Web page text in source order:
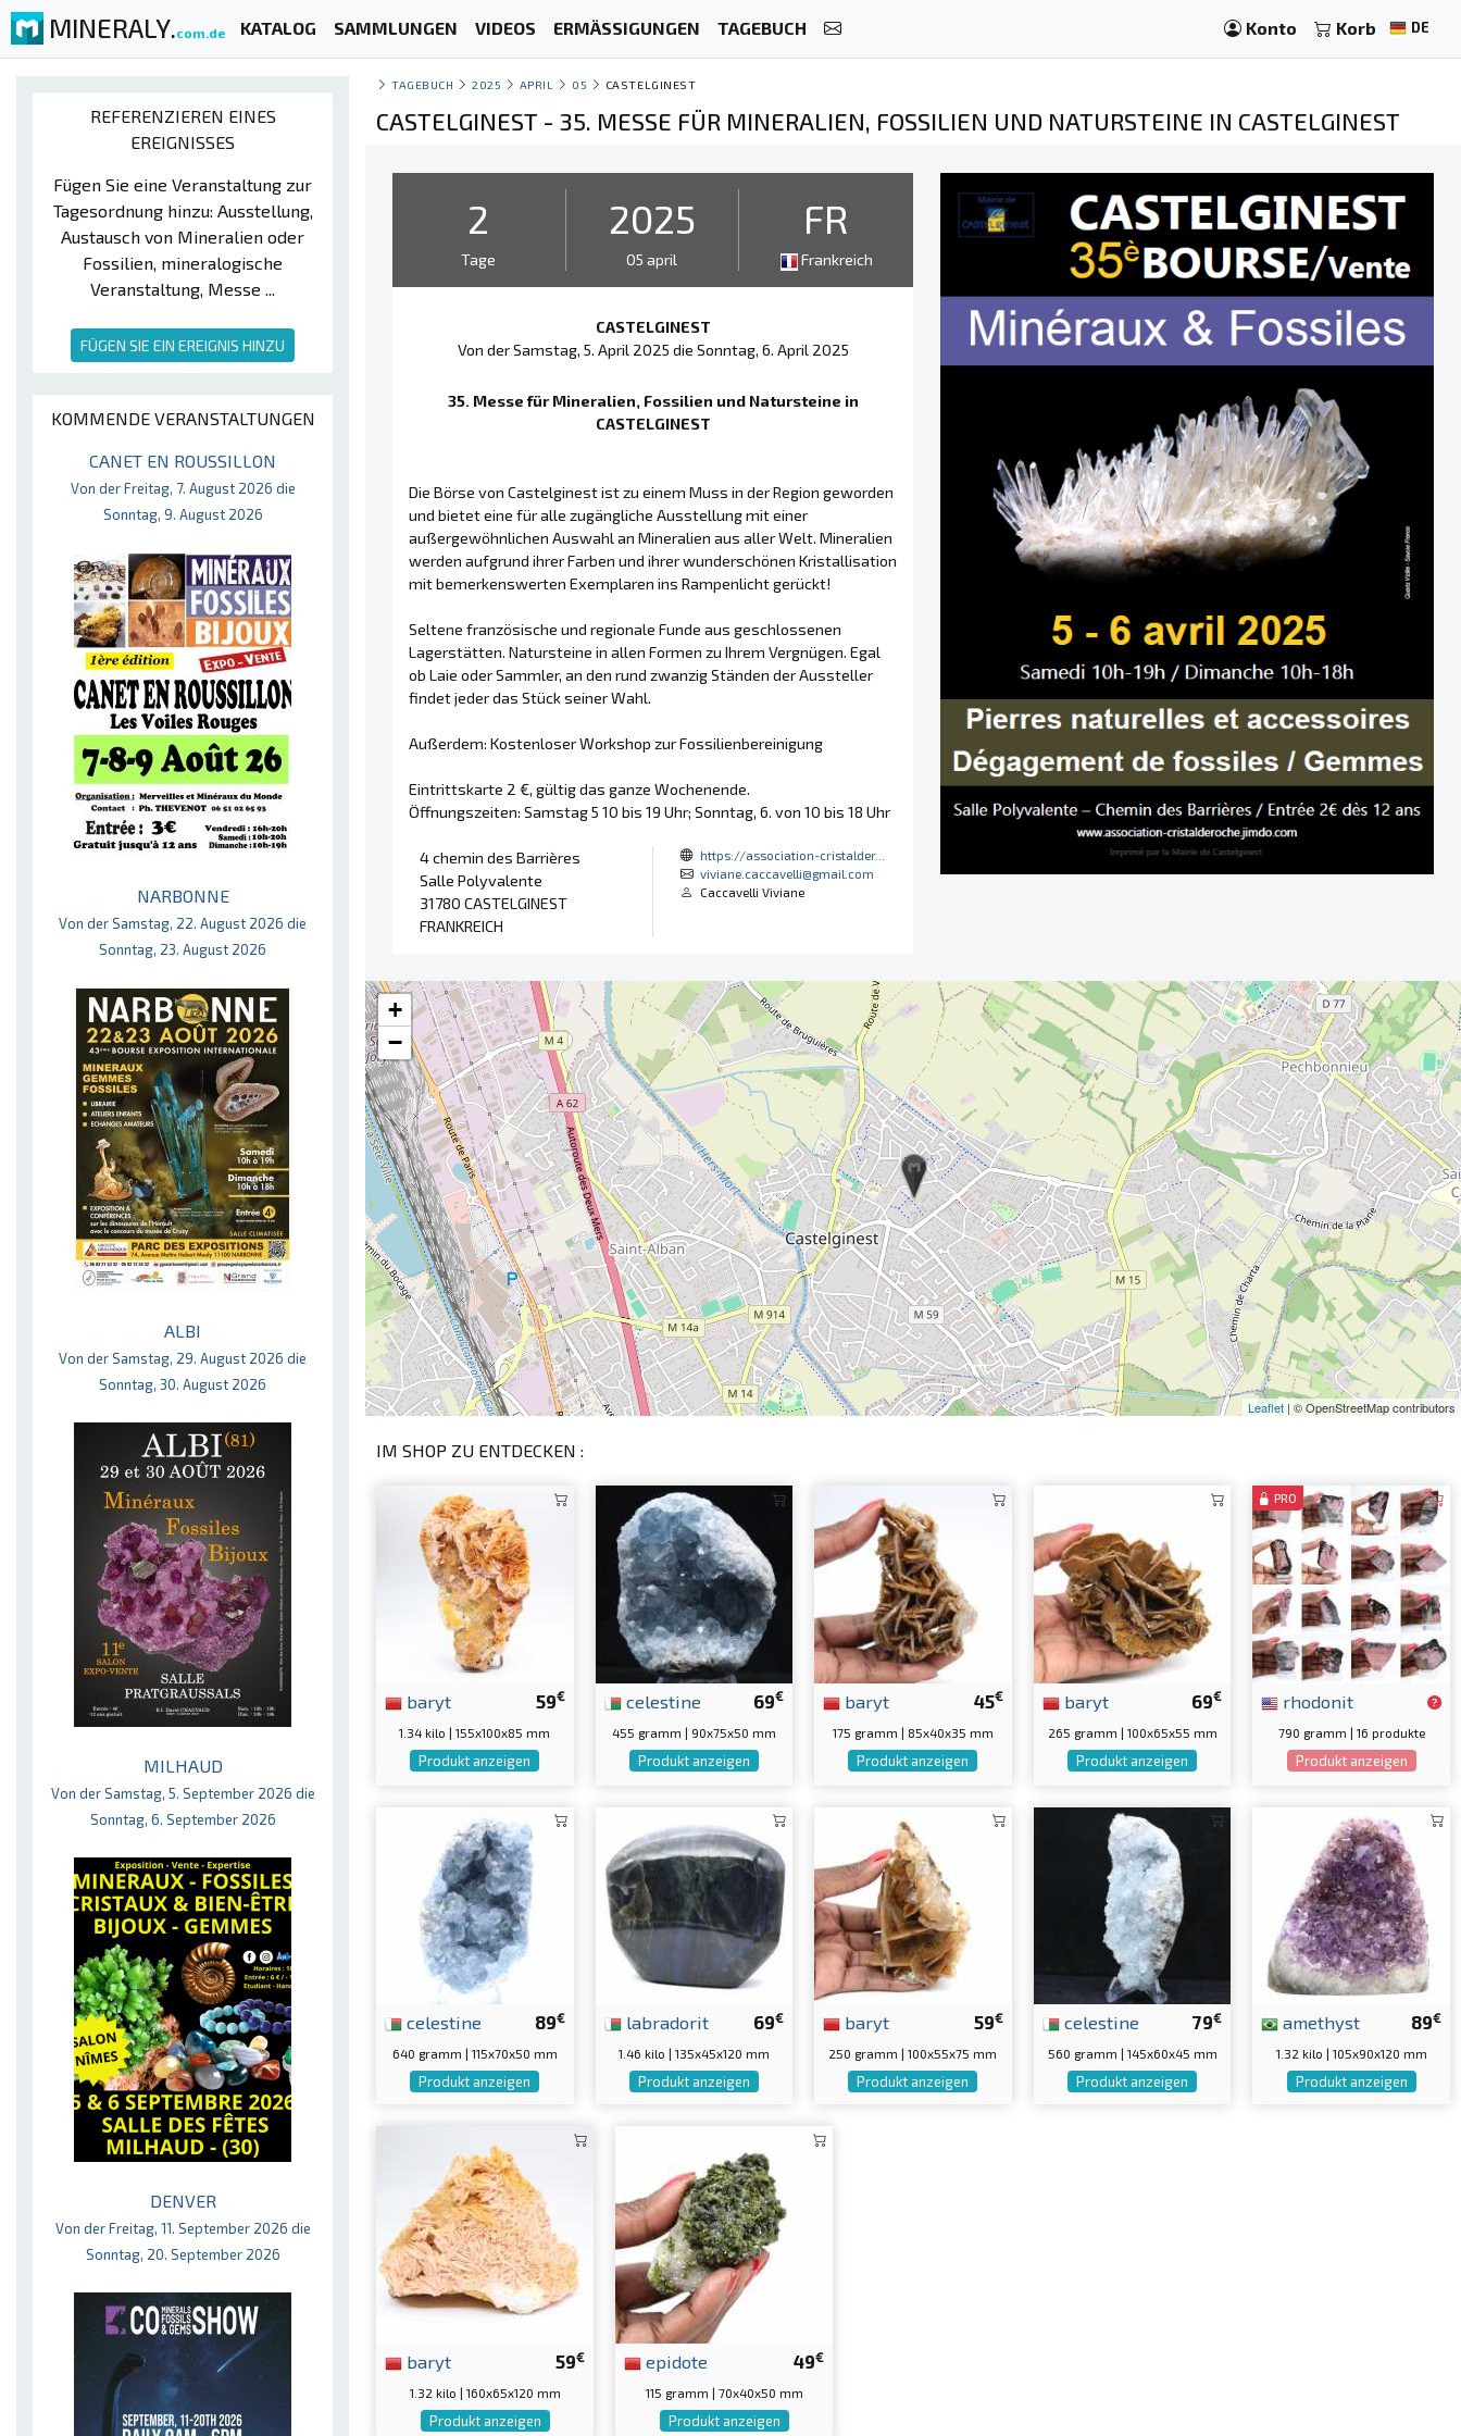
MINERALY.com.de KATALOG SAMMLUNGEN VIDEOS ERMÄSSIGUNGEN TAGEBUCH Konto Korb DE
REFERENZIEREN EINES
EREIGNISSES
Fügen Sie eine Veranstaltung zur
Tagesordnung hinzu: Ausstellung,
Austausch von Mineralien oder
Fossilien, mineralogische
Veranstaltung, Messe ...
FÜGEN SIE EIN EREIGNIS HINZU
KOMMENDE VERANSTALTUNGEN
CANET EN ROUSSILLON
Von der Freitag, 7. August 2026 die
Sonntag, 9. August 2026
NARBONNE
Von der Samstag, 22. August 2026 die
Sonntag, 23. August 2026
ALBI
Von der Samstag, 29. August 2026 die
Sonntag, 30. August 2026
MILHAUD
Von der Samstag, 5. September 2026 die
Sonntag, 6. September 2026
DENVER
Von der Freitag, 11. September 2026 die
Sonntag, 20. September 2026
TAGEBUCH 2025 APRIL 05 CASTELGINEST
CASTELGINEST - 35. MESSE FÜR MINERALIEN, FOSSILIEN UND NATURSTEINE IN CASTELGINEST
2
Tage
2025
05 april
FR
Frankreich
CASTELGINEST
Von der Samstag, 5. April 2025 die Sonntag, 6. April 2025
35. Messe für Mineralien, Fossilien und Natursteine in
CASTELGINEST
Die Börse von Castelginest ist zu einem Muss in der Region geworden
und bietet eine für alle zugängliche Ausstellung mit einer
außergewöhnlichen Auswahl an Mineralien aus aller Welt. Mineralien
werden aufgrund ihrer Farben und ihrer wunderschönen Kristallisation
mit bemerkenswerten Exemplaren ins Rampenlicht gerückt!
Seltene französische und regionale Funde aus geschlossenen
Lagerstätten. Natursteine in allen Formen zu Ihrem Vergnügen. Egal
ob Laie oder Sammler, an den rund zwanzig Ständen der Aussteller
findet jeder das Stück seiner Wahl.
Außerdem: Kostenloser Workshop zur Fossilienbereinigung
Eintrittskarte 2 €, gültig das ganze Wochenende.
Öffnungszeiten: Samstag 5 10 bis 19 Uhr; Sonntag, 6. von 10 bis 18 Uhr
4 chemin des Barrières
Salle Polyvalente
31780 CASTELGINEST
FRANKREICH
https://association-cristalder...
viviane.caccavelli@gmail.com
Caccavelli Viviane
+
−
Leaflet | © OpenStreetMap contributors
IM SHOP ZU ENTDECKEN :
59€
baryt
1.34 kilo | 155x100x85 mm
Produkt anzeigen
69€
celestine
455 gramm | 90x75x50 mm
Produkt anzeigen
45€
baryt
175 gramm | 85x40x35 mm
Produkt anzeigen
69€
baryt
265 gramm | 100x65x55 mm
Produkt anzeigen
PRO
rhodonit
790 gramm | 16 produkte
Produkt anzeigen
89€
celestine
640 gramm | 115x70x50 mm
Produkt anzeigen
69€
labradorit
1.46 kilo | 135x45x120 mm
Produkt anzeigen
59€
baryt
250 gramm | 100x55x75 mm
Produkt anzeigen
79€
celestine
560 gramm | 145x60x45 mm
Produkt anzeigen
89€
amethyst
1.32 kilo | 105x90x120 mm
Produkt anzeigen
59€
baryt
1.32 kilo | 160x65x120 mm
Produkt anzeigen
49€
epidote
115 gramm | 70x40x50 mm
Produkt anzeigen